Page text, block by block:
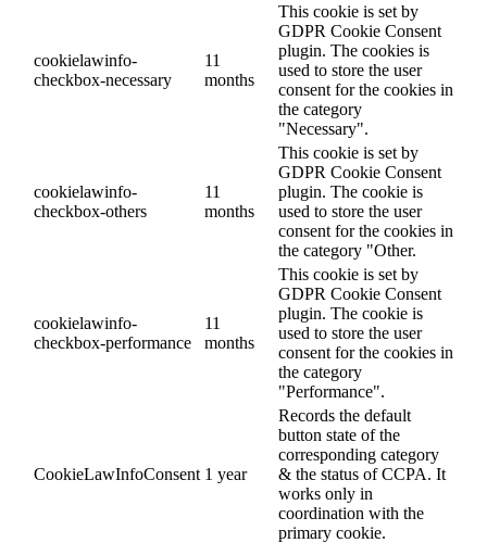
cookielawinfo-
checkbox-necessary
11
months
This cookie is set by
GDPR Cookie Consent
plugin. The cookies is
used to store the user
consent for the cookies in
the category
"Necessary".
cookielawinfo-
checkbox-others
11
months
This cookie is set by
GDPR Cookie Consent
plugin. The cookie is
used to store the user
consent for the cookies in
the category "Other.
cookielawinfo-
checkbox-performance
11
months
This cookie is set by
GDPR Cookie Consent
plugin. The cookie is
used to store the user
consent for the cookies in
the category
"Performance".
CookieLawInfoConsent 1 year
Records the default
button state of the
corresponding category
& the status of CCPA. It
works only in
coordination with the
primary cookie.